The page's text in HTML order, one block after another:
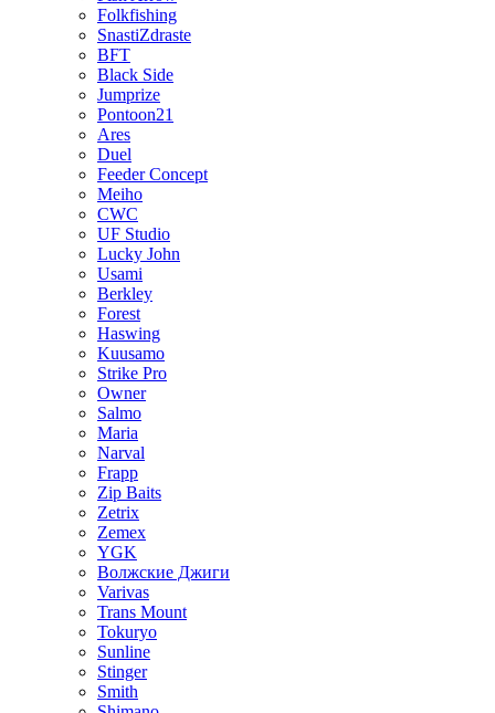
Folkfishing
SnastiZdraste
BFT
Black Side
Jumprize
Pontoon21
Ares
Duel
Feeder Concept
Meiho
CWC
UF Studio
Lucky John
Usami
Berkley
Forest
Haswing
Kuusamo
Strike Pro
Owner
Salmo
Maria
Narval
Frapp
Zip Baits
Zetrix
Zemex
YGK
Волжские Джиги
Varivas
Trans Mount
Tokuryo
Sunline
Stinger
Smith